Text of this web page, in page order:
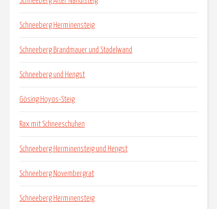
Schneeberg Herminensteig
Schneeberg Brandmauer und Stadelwand
Schneeberg und Hengst
Gösing Hoyos-Steig
Rax mit Schneeschuhen
Schneeberg Herminensteig und Hengst
Schneeberg Novembergrat
Schneeberg Herminensteig